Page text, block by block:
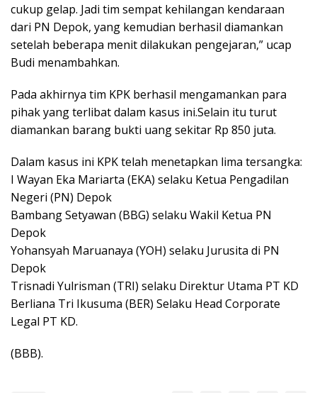
cukup gelap. Jadi tim sempat kehilangan kendaraan
dari PN Depok, yang kemudian berhasil diamankan
setelah beberapa menit dilakukan pengejaran,” ucap
Budi menambahkan.
Pada akhirnya tim KPK berhasil mengamankan para
pihak yang terlibat dalam kasus ini.Selain itu turut
diamankan barang bukti uang sekitar Rp 850 juta.
Dalam kasus ini KPK telah menetapkan lima tersangka:
I Wayan Eka Mariarta (EKA) selaku Ketua Pengadilan
Negeri (PN) Depok
Bambang Setyawan (BBG) selaku Wakil Ketua PN
Depok
Yohansyah Maruanaya (YOH) selaku Jurusita di PN
Depok
Trisnadi Yulrisman (TRI) selaku Direktur Utama PT KD
Berliana Tri Ikusuma (BER) Selaku Head Corporate
Legal PT KD.
(BBB).